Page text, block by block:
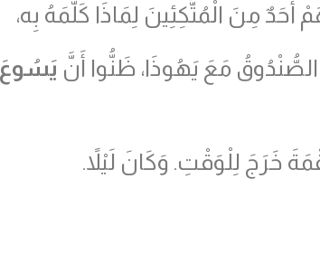
أَحَدٌ مِنَ الْمُتَّكِئِينَ لِمَاذَا كَلَّمَهُ بِه،
الصُّنْدُوقُ مَعَ يَهُوذَا، ظَنُّوا أَنَّ يَسُوعَ
خَرَجَ لِلْوَقْتِ. وَكَانَ لَيْلاً.